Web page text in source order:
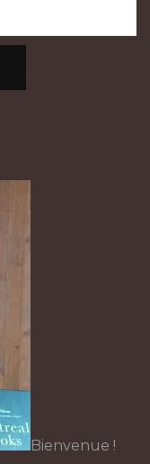
Bienvenue !